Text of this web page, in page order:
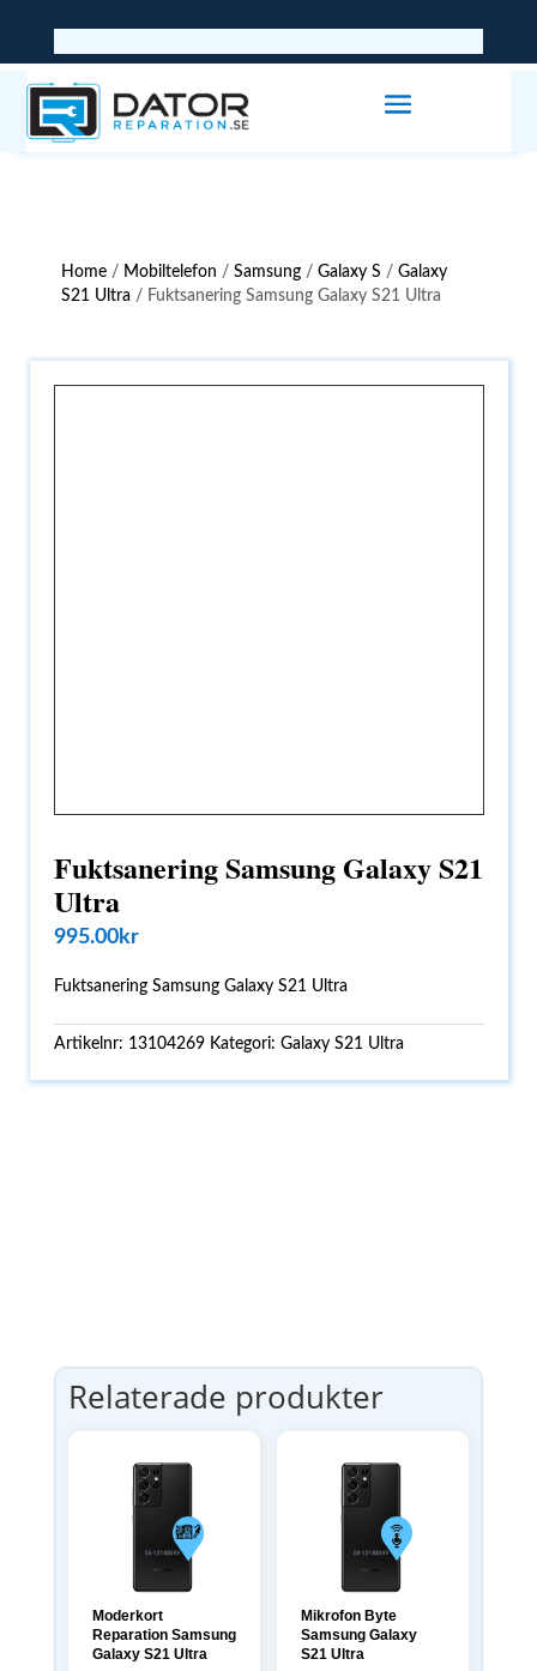
Home / Mobiltelefon /Samsung /Galaxy S /Galaxy
S21 Ultra / Fuktsanering Samsung Galaxy S21 Ultra
Fuktsanering Samsung Galaxy S21
Ultra
995.00kr
Fuktsanering Samsung Galaxy S21 Ultra
Artikelnr: 13104269 Kategori:Galaxy S21 Ultra
Relaterade produkter
Moderkort
Reparation Samsung
Galaxy S21 Ultra
Mikrofon Byte
Samsung Galaxy
S21 Ultra